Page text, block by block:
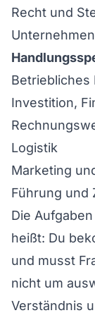
Recht und
Betriebliches
Investition,
Logistik
Marketing
Führung und
Die
heißt: Du
und musst
nicht um
Verständnis